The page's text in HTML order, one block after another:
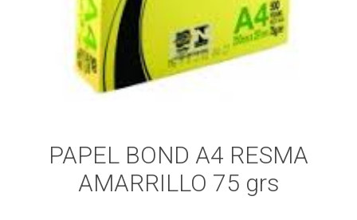
PAPEL BOND A4 RESMA
AMARRILLO 75 grs